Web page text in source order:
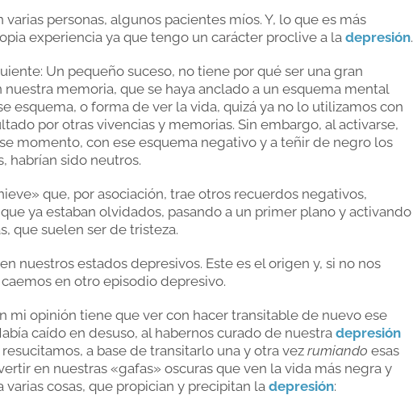
personas, algunos pacientes míos. Y, lo que es más
experiencia ya que tengo un carácter proclive a la depresión.
Un pequeño suceso, no tiene por qué ser una gran
memoria, que se haya anclado a un esquema mental
esquema, o forma de ver la vida, quizá ya no lo utilizamos con
por otras vivencias y memorias. Sin embargo, al activarse,
momento, con ese esquema negativo y a teñir de negro los
habrían sido neutros.
que, por asociación, trae otros recuerdos negativos,
ya estaban olvidados, pasando a un primer plano y activando
que suelen ser de tristeza.
nuestros estados depresivos. Este es el origen y, si no nos
en otro episodio depresivo.
mi opinión tiene que ver con hacer transitable de nuevo ese
caído en desuso, al habernos curado de nuestra depresión
a base de transitarlo una y otra vez rumiando esas
en nuestras «gafas» oscuras que ven la vida más negra y
varias cosas, que propician y precipitan la depresión: